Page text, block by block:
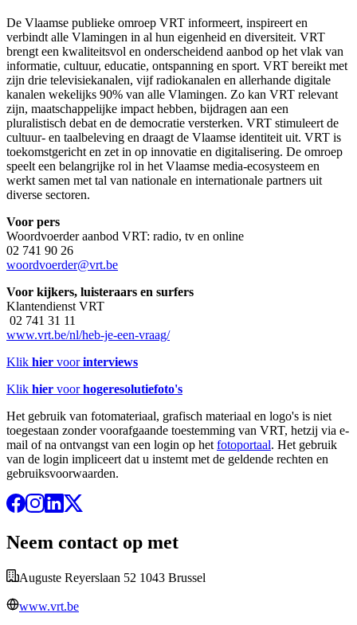
De Vlaamse publieke omroep VRT informeert, inspireert en
verbindt alle Vlamingen in al hun eigenheid en diversiteit. VRT
brengt een kwaliteitsvol en onderscheidend aanbod op het vlak van
informatie, cultuur, educatie, ontspanning en sport. VRT bereikt met
zijn drie televisiekanalen, vijf radiokanalen en allerhande digitale
kanalen wekelijks 90% van alle Vlamingen. Zo kan VRT relevant
zijn, maatschappelijke impact hebben, bijdragen aan een
pluralistisch debat en de democratie versterken. VRT stimuleert de
cultuur- en taalbeleving en draagt de Vlaamse identiteit uit. VRT is
toekomstgericht en zet in op innovatie en digitalisering. De omroep
speelt een belangrijke rol in het Vlaamse media-ecosysteem en
werkt samen met tal van nationale en internationale partners uit
diverse sectoren.
Voor pers
Woordvoerder aanbod VRT: radio, tv en online
02 741 90 26
woordvoerder@vrt.be
Voor kijkers, luisteraars en surfers
Klantendienst VRT
02 741 31 11
www.vrt.be/nl/heb-je-een-vraag/
Klik hier voorinterviews
Klik hier voorhogeresolutiefoto's
Het gebruik van fotomateriaal, grafisch materiaal en logo's is niet
toegestaan zonder voorafgaande toestemming van VRT, hetzij via e-
mail of na ontvangst van een login op het fotoportaal. Het gebruik
van de login impliceert dat u instemt met de geldende rechten en
gebruiksvoorwaarden.
Neem contact op met
Auguste Reyerslaan 52 1043 Brussel
www.vrt.be